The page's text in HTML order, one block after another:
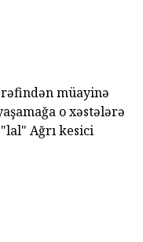
müayinə
o xəstələrə
Ağrı kesici